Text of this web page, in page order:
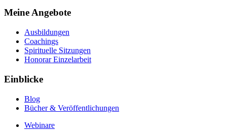
Meine Angebote
Ausbildungen
Coachings
Spirituelle Sitzungen
Honorar Einzelarbeit
Einblicke
Blog
Bücher & Veröffentlichungen
Webinare